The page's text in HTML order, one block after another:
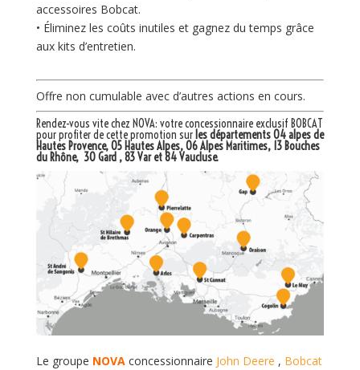
accessoires Bobcat.
• Éliminez les coûts inutiles et gagnez du temps grâce
aux kits d’entretien.
Offre non cumulable avec d’autres actions en cours.
Rendez-vous vite chez NOVA: votreconcessionnaire exclusif BOBCAT
pour profiter de cette promotion sur les départements 04 alpes de
Hautes Provence, 05 Hautes Alpes, 06 Alpes Maritimes, 13 Bouches
du Rhône, 30 Gard , 83 Var et 84 Vaucluse.
Le groupe NOVA concessionnaire John Deere , Bobcat